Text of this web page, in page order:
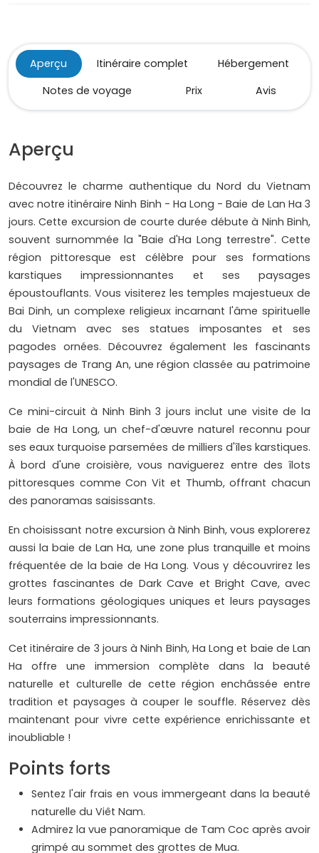
Aperçu Itinéraire complet
Hébergement
Notes de voyage
Prix Avis
Aperçu
Découvrez le charme authentique du Nord du Vietnam
avec notre itinéraire Ninh Binh - Ha Long - Baie de Lan Ha 3
jours. Cette excursion de courte durée débute à Ninh Binh,
souvent surnommée la "Baie d'Ha Long terrestre". Cette
région pittoresque est célèbre pour ses formations
karstiques impressionnantes et ses paysages
époustouflants. Vous visiterez les temples majestueux de
Bai Dinh, un complexe religieux incarnant l'âme spirituelle
du Vietnam avec ses statues imposantes et ses
pagodes ornées. Découvrez également les fascinants
paysages de Trang An, une région classée au patrimoine
mondial de l'UNESCO.
Ce mini-circuit à Ninh Binh 3 jours inclut une visite de la
baie de Ha Long, un chef-d'œuvre naturel reconnu pour
ses eaux turquoise parsemées de milliers d'îles karstiques.
À bord d'une croisière, vous naviguerez entre des îlots
pittoresques comme Con Vit et Thumb, offrant chacun
des panoramas saisissants.
En choisissant notre excursion à Ninh Binh, vous explorerez
aussi la baie de Lan Ha, une zone plus tranquille et moins
fréquentée de la baie de Ha Long. Vous y découvrirez les
grottes fascinantes de Dark Cave et Bright Cave, avec
leurs formations géologiques uniques et leurs paysages
souterrains impressionnants.
Cet itinéraire de 3 jours à Ninh Binh, Ha Long et baie de Lan
Ha offre une immersion complète dans la beauté
naturelle et culturelle de cette région enchâssée entre
tradition et paysages à couper le souffle. Réservez dès
maintenant pour vivre cette expérience enrichissante et
inoubliable !
Points forts
Sentez l'air frais en vous immergeant dans la beauté
naturelle du Viêt Nam.
Admirez la vue panoramique de Tam Coc après avoir
grimpé au sommet des grottes de Mua.